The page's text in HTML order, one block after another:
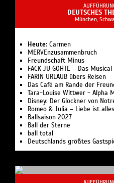
Produktion Dance On
(Produktionsleitung),
Produktion Cndc: Céline
Internationale Distribution:
Produktion: DANCE ON /
In Zusammenarbeit mit
Im Rahmen des 10-
Ensembles.
Gefördert durch die
Gefördert von dem
für Kultur und Medien.
Im Rahmen von
Europe, dem
DEUTSCHES
München,
Heute: Carmen
MERVEnzusammenbruch
Freundschaft Minus
FACK JU GÖHTE – Das Musical
FARIN URLAUB übers Reisen
Das Café am Rande der
Tara-Louise Wittwer - Alpha
Disney: Der Glöckner von
Romeo & Julia – Liebe ist alles
Ballsaison 2027
Ball der Sterne
ball total
Deutschlands größtes